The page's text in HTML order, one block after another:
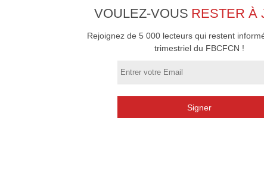
VOULEZ-VOUS RESTER À
Rejoignez de 5 000 lecteurs qui restent
trimestriel du FBCFCN !